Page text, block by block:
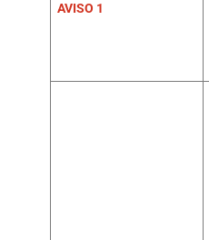
AVISO 1